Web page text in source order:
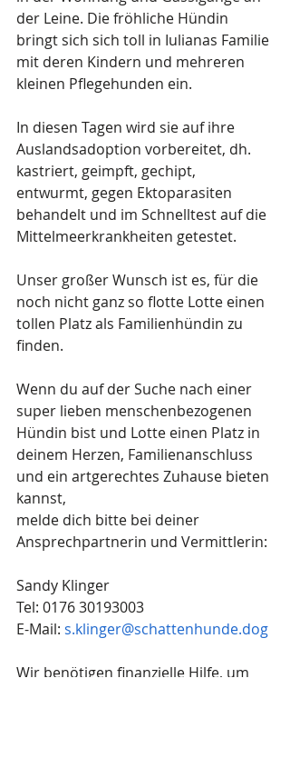
der Leine. Die fröhliche Hündin
bringt sich sich toll in Iulianas Familie
mit deren Kindern und mehreren
kleinen Pflegehunden ein.
In diesen Tagen wird sie auf ihre
Auslandsadoption vorbereitet, dh.
kastriert, geimpft, gechipt,
entwurmt, gegen Ektoparasiten
behandelt und im Schnelltest auf die
Mittelmeerkrankheiten getestet.
Unser großer Wunsch ist es, für die
noch nicht ganz so flotte Lotte einen
tollen Platz als Familienhündin zu
finden.
Wenn du auf der Suche nach einer
super lieben menschenbezogenen
Hündin bist und Lotte einen Platz in
deinem Herzen, Familienanschluss
und ein artgerechtes Zuhause bieten
kannst,
melde dich bitte bei deiner
Ansprechpartnerin und Vermittlerin:
Sandy Klinger
Tel: 0176 30193003
E-Mail: s.klinger@schattenhunde.dog
Wir benötigen finanzielle Hilfe, um